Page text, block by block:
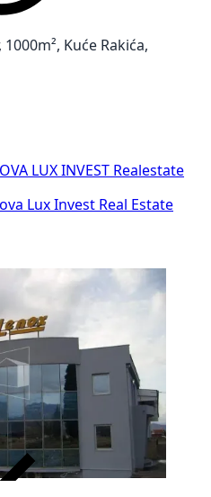
Kuće Rakića,
LUX INVEST Realestate
Lux Invest Real Estate